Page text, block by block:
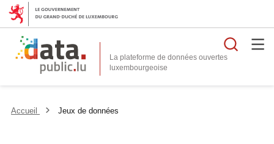
La plateforme de données ouvertes
Accueil Jeux de données